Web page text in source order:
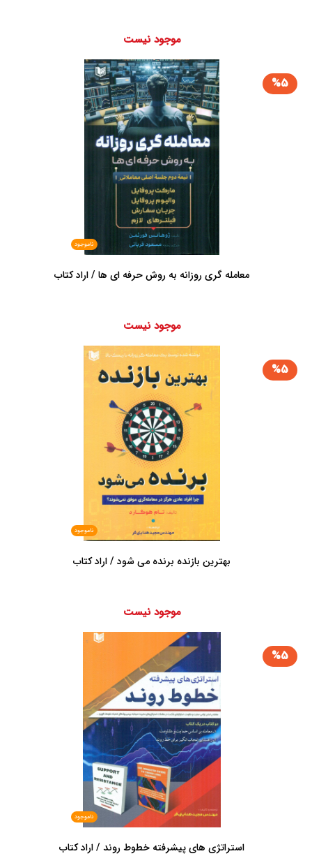
موجود نیست
%5
ناموجود
معامله گری روزانه به روش حرفه ای ها / اراد کتاب
موجود نیست
%5
ناموجود
بهترین بازنده برنده می شود / اراد کتاب
موجود نیست
%5
ناموجود
استراتژی های پیشرفته خطوط روند / اراد کتاب